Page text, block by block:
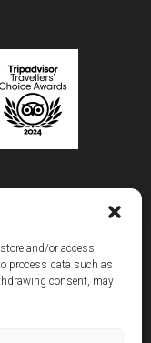
and/or access
process data such as
consent, may